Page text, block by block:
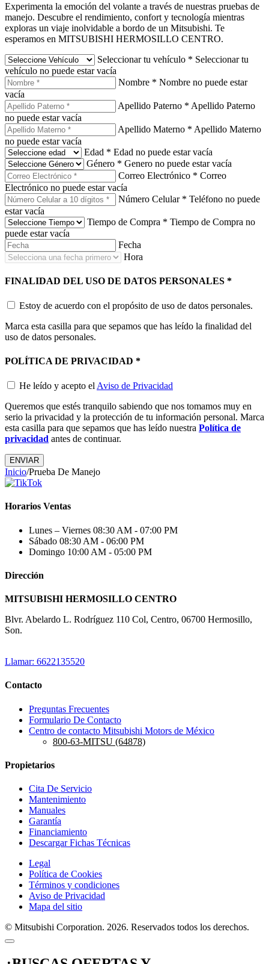
Experimenta la emoción del volante a través de nuestras pruebas de
manejo. Descubre el rendimiento, confort y tecnología mientras
exploras un viaje inolvidable a bordo de un Mitsubishi. Te
esperamos en MITSUBISHI HERMOSILLO CENTRO.
Seleccionar tu vehículo * Seleccionar tu
vehículo no puede estar vacía
Nombre * Nombre no puede estar
vacía
Apellido Paterno * Apellido Paterno
no puede estar vacía
Apellido Materno * Apellido Materno
no puede estar vacía
Edad * Edad no puede estar vacía
Género * Genero no puede estar vacía
Correo Electrónico * Correo
Electrónico no puede estar vacía
Número Celular * Teléfono no puede
estar vacía
Tiempo de Compra * Tiempo de Compra no
puede estar vacía
Fecha
Hora
FINALIDAD DEL USO DE DATOS PERSONALES *
Estoy de acuerdo con el propósito de uso de datos personales.
Marca esta casilla para que sepamos que has leído la finalidad del
uso de datos personales.
POLÍTICA DE PRIVACIDAD *
He leído y acepto el Aviso de Privacidad
Queremos que estés tranquilo sabiendo que nos tomamos muy en
serio la privacidad y la protección de tu información personal. Marca
esta casilla para que sepamos que has leído nuestra Política de
privacidad antes de continuar.
ENVIAR
Inicio/Prueba De Manejo
Horarios Ventas
Lunes – Viernes 08:30 AM - 07:00 PM
Sábado 08:30 AM - 06:00 PM
Domingo 10:00 AM - 05:00 PM
Dirección
MITSUBISHI HERMOSILLO CENTRO
Blvr. Abelardo L. Rodríguez 110 Col, Centro, 06700 Hermosillo,
Son.
Llamar: 6622135520
Contacto
Preguntas Frecuentes
Formulario De Contacto
Centro de contacto Mitsubishi Motors de México
800-63-MITSU (64878)
Propietarios
Cita De Servicio
Mantenimiento
Manuales
Garantía
Financiamiento
Descargar Fichas Técnicas
Legal
Política de Cookies
Términos y condiciones
Aviso de Privacidad
Mapa del sitio
© Mitsubishi Corporation. 2026. Reservados todos los derechos.